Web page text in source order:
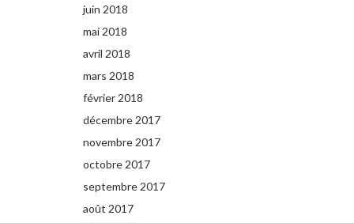
juin 2018
mai 2018
avril 2018
mars 2018
février 2018
décembre 2017
novembre 2017
octobre 2017
septembre 2017
août 2017